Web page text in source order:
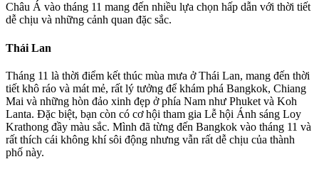
Châu Á vào tháng 11 mang đến nhiều lựa chọn hấp dẫn với thời tiết
dễ chịu và những cảnh quan đặc sắc.
Thái Lan
Tháng 11 là thời điểm kết thúc mùa mưa ở Thái Lan, mang đến thời
tiết khô ráo và mát mẻ, rất lý tưởng để khám phá Bangkok, Chiang
Mai và những hòn đảo xinh đẹp ở phía Nam như Phuket và Koh
Lanta. Đặc biệt, bạn còn có cơ hội tham gia Lễ hội Ánh sáng Loy
Krathong đầy màu sắc. Mình đã từng đến Bangkok vào tháng 11 và
rất thích cái không khí sôi động nhưng vẫn rất dễ chịu của thành
phố này.